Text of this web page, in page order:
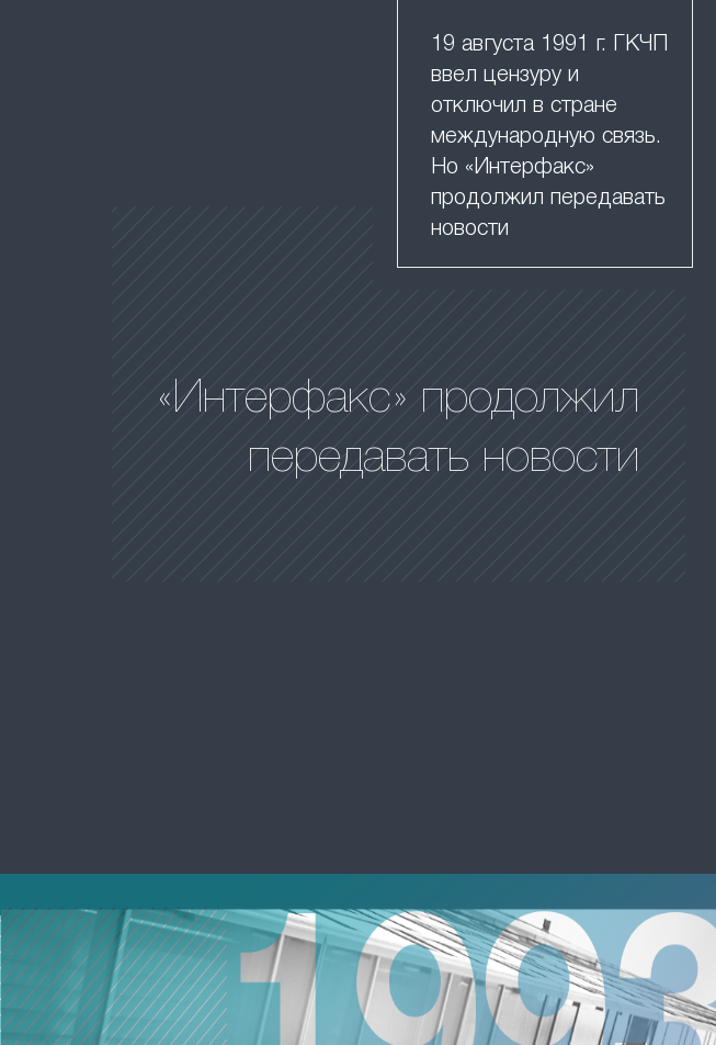
19 августа 1991 г. ГКЧП
ввел цензуру и
отключил в стране
международную связь.
Но «Интерфакс»
продолжил передавать
новости
«Интерфакс» продолжил
передавать новости